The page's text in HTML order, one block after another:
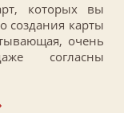
которых вы
создания карты
очень
согласны